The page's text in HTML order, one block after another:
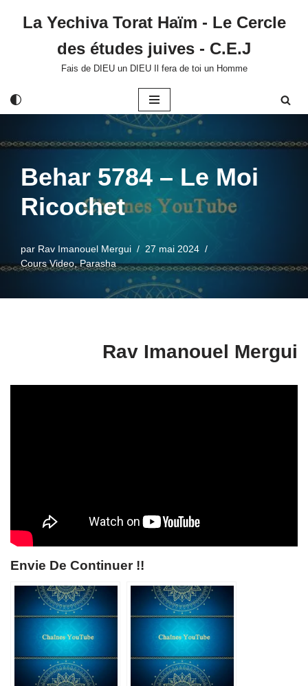
La Yechiva Torat Haïm - Le Cercle
des études juives - C.E.J
Fais de DIEU un DIEU Il fera de toi un Homme
Behar 5784 – Le Moi
Ricochet
par Rav Imanouel Mergui
27 mai 2024
Cours Video,Parasha
Rav Imanouel Mergui
Envie De Continuer !!